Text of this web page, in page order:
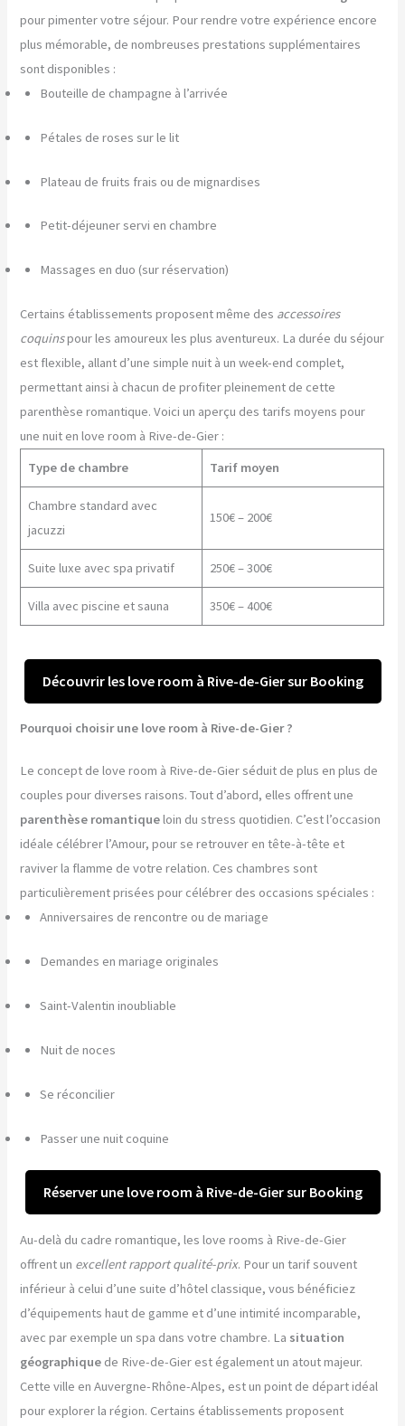
pour pimenter votre séjour. Pour rendre votre expérience encore
plus mémorable, de nombreuses prestations supplémentaires
sont disponibles :
Bouteille de champagne à l’arrivée
Pétales de roses sur le lit
Plateau de fruits frais ou de mignardises
Petit-déjeuner servi en chambre
Massages en duo (sur réservation)
Certains établissements proposent même des accessoires
coquinspour les amoureux les plus aventureux. La durée du séjour
est flexible, allant d’une simple nuit à un week-end complet,
permettant ainsi à chacun de profiter pleinement de cette
parenthèse romantique. Voici un aperçu des tarifs moyens pour
une nuit en love room à Rive-de-Gier :
Type de chambre
Tarif moyen
Chambre standard avec
jacuzzi
150€ – 200€
Suite luxe avec spa privatif 250€ – 300€
Villa avec piscine et sauna 350€ – 400€
Découvrir les love room à Rive-de-Gier sur Booking
Pourquoi choisir une love room à Rive-de-Gier ?
Le concept de love room à Rive-de-Gier séduit de plus en plus de
couples pour diverses raisons. Tout d’abord, elles offrent une
parenthèse romantiqueloin du stress quotidien. C’est l’occasion
idéale célébrer l’Amour, pour se retrouver en tête-à-tête et
raviver la flamme de votre relation. Ces chambres sont
particulièrement prisées pour célébrer des occasions spéciales :
Anniversaires de rencontre ou de mariage
Demandes en mariage originales
Saint-Valentin inoubliable
Nuit de noces
Se réconcilier
Passer une nuit coquine
Réserver une love room à Rive-de-Gier sur Booking
Au-delà du cadre romantique, les love rooms à Rive-de-Gier
offrent un excellent rapport qualité-prix. Pour un tarif souvent
inférieur à celui d’une suite d’hôtel classique, vous bénéficiez
d’équipements haut de gamme et d’une intimité incomparable,
avec par exemple un spa dans votre chambre. La situation
géographique de Rive-de-Gier est également un atout majeur.
Cette ville en Auvergne-Rhône-Alpes, est un point de départ idéal
pour explorer la région. Certains établissements proposent